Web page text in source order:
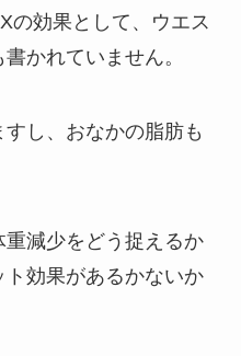
の効果として、ウエス
かれていません。
し、おなかの脂肪も
減少をどう捉えるか
効果があるかないか